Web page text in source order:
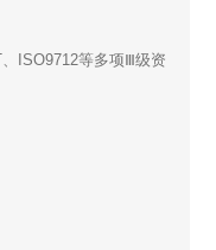
ISO9712等多项Ⅲ级资